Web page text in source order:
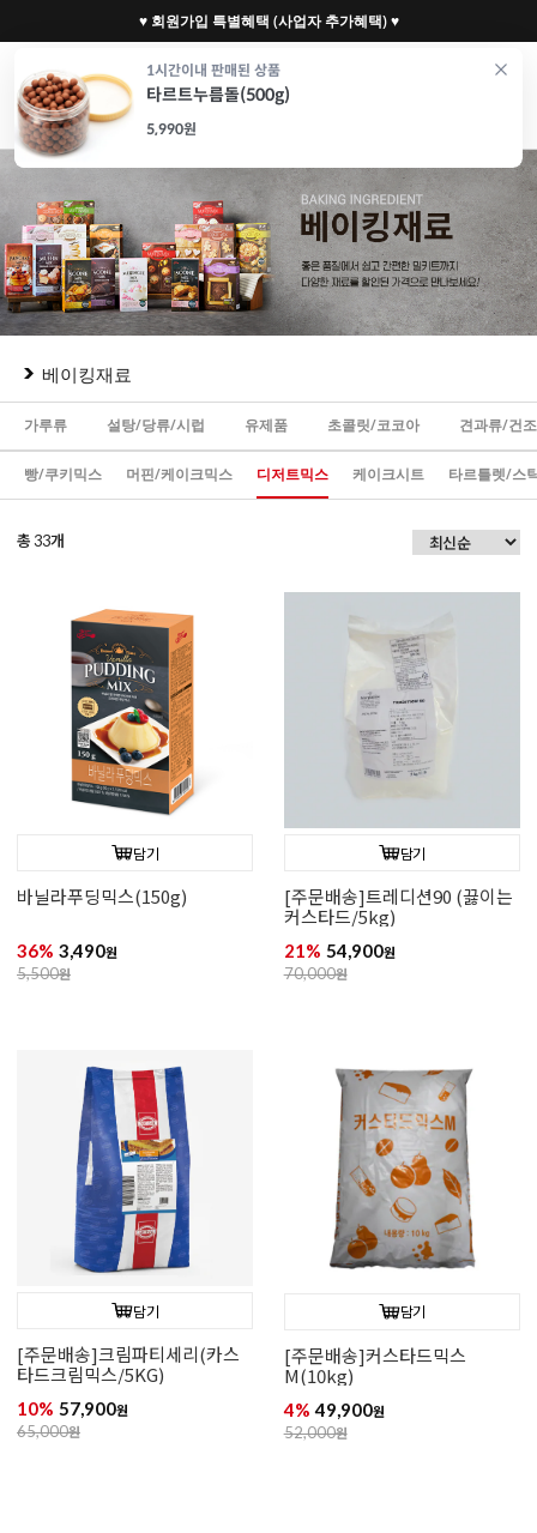
1시간이내 판매된 상품
타르트누름돌(500g)
5,990원
♥ 회원가입 특별혜택 (사업자 추가혜택) ♥
0
재료 도구 포장
베이킹재료
가루류 설탕/당류/시럽 유제품 초콜릿/코코아 견과류/건
빵/쿠키믹스 머핀/케이크믹스 디저트믹스 케이크시트 타르틀렛/스
총33개
담기
바닐라푸딩믹스(150g)
36% 3,490원
5,500원
담기
[주문배송]트레디션90 (끓이는
커스타드/5kg)
21% 54,900원
70,000원
담기
[주문배송]크림파티세리(카스
타드크림믹스/5KG)
10% 57,900원
65,000원
담기
[주문배송]커스타드믹스
M(10kg)
4% 49,900원
52,000원